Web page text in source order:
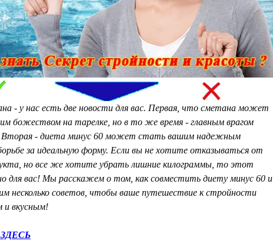
- у нас есть две новости для вас. Первая, что сметана может
божеством на тарелке, но в то же время - главным врагом
Вторая - диета минус 60 может стать вашим надежным
за идеальную форму. Если вы не хотите отказываться от
но все же хотите убрать лишние килограммы, то этот
для вас! Мы расскажем о том, как совместить диету минус 60 и
несколько советов, чтобы ваше путешествие к стройности
и вкусным!